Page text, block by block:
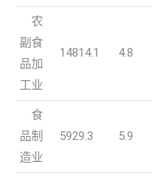
农
副食
品加
工业
14814.1 4.8
食
品制
造业
5929.3 5.9